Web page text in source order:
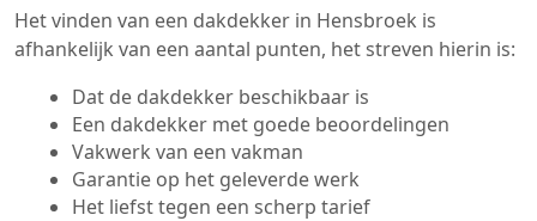
Het vinden van een dakdekker in Hensbroek is
afhankelijk van een aantal punten, het streven hierin is:
Dat de dakdekker beschikbaar is
Een dakdekker met goede beoordelingen
Vakwerk van een vakman
Garantie op het geleverde werk
Het liefst tegen een scherp tarief